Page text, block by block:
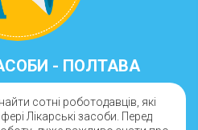
- ПОЛТАВА
сотні роботодавців, які
Лікарські засоби. Перед